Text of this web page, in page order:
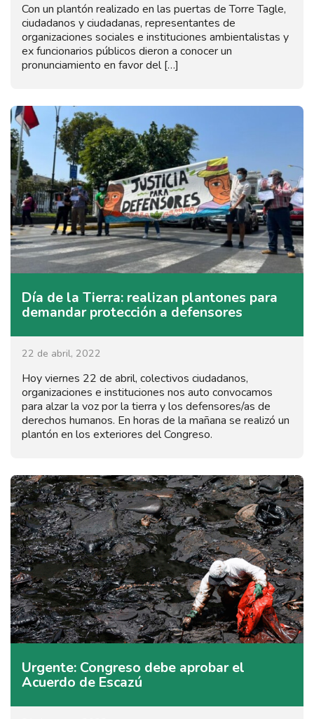
Con un plantón realizado en las puertas de Torre Tagle,
ciudadanos y ciudadanas, representantes de
organizaciones sociales e instituciones ambientalistas y
ex funcionarios públicos dieron a conocer un
pronunciamiento en favor del […]
Día de la Tierra: realizan plantones para
demandar protección a defensores
22 de abril, 2022
Hoy viernes 22 de abril, colectivos ciudadanos,
organizaciones e instituciones nos auto convocamos
para alzar la voz por la tierra y los defensores/as de
derechos humanos. En horas de la mañana se realizó un
plantón en los exteriores del Congreso.
Urgente: Congreso debe aprobar el
Acuerdo de Escazú